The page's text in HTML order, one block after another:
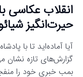
انقلاب عکاسی
حیرت‌انگیز شیائومی ۱۷
آیا آماده‌اید تا با
گزارش‌های تازه نشان